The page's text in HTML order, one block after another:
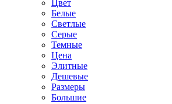
Цвет
Белые
Светлые
Серые
Темные
Цена
Элитные
Дешевые
Размеры
Большие